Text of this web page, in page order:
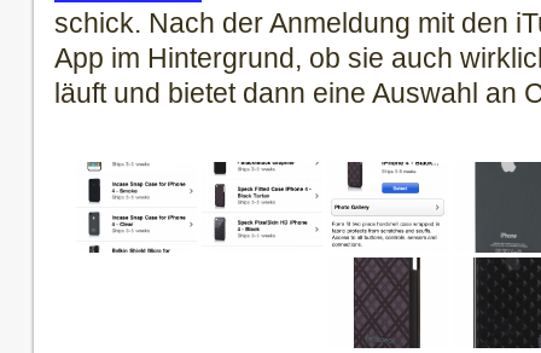
schick. Nach der Anmeldung mit den
App im Hintergrund, ob sie auch
läuft und bietet dann eine Auswahl an